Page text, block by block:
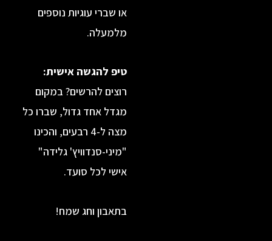
או שברי עוגיות נוספים
טיפ להגשה אישית:
רוצים להרשים? במקום
מגדל אחד גדול, שברו כל
מצה ל-4 רבעים, והכינו
"מיני-סנדוויץ' גלידה"
אישי לכל סועד.
בתאבון וחג שמח!